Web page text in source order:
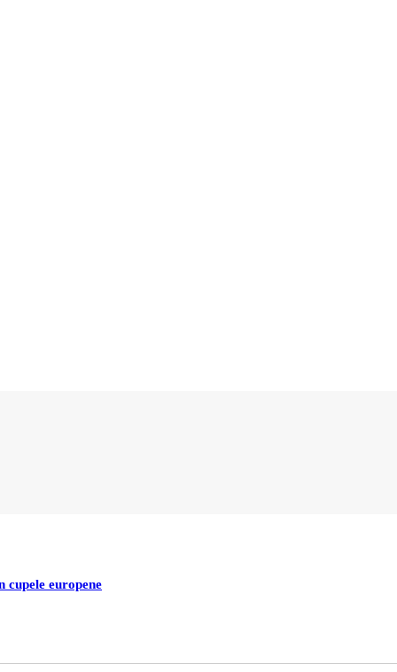
cupele europene